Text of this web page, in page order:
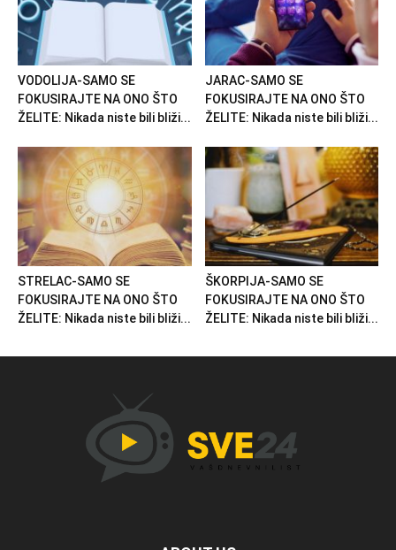
VODOLIJA-SAMO SE
FOKUSIRAJTE NA ONO ŠTO
ŽELITE: Nikada niste bili bliži...
JARAC-SAMO SE
FOKUSIRAJTE NA ONO ŠTO
ŽELITE: Nikada niste bili bliži...
STRELAC-SAMO SE
FOKUSIRAJTE NA ONO ŠTO
ŽELITE: Nikada niste bili bliži...
ŠKORPIJA-SAMO SE
FOKUSIRAJTE NA ONO ŠTO
ŽELITE: Nikada niste bili bliži...